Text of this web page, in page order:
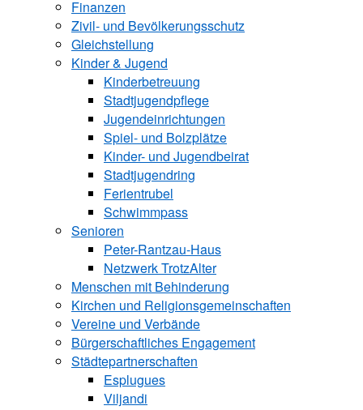
Finanzen
Zivil- und Bevölkerungsschutz
Gleichstellung
Kinder & Jugend
Kinderbetreuung
Stadtjugendpflege
Jugendeinrichtungen
Spiel- und Bolzplätze
Kinder- und Jugendbeirat
Stadtjugendring
Ferientrubel
Schwimmpass
Senioren
Peter-Rantzau-Haus
Netzwerk TrotzAlter
Menschen mit Behinderung
Kirchen und ­Religionsgemeinschaften
Vereine und Verbände
Bürgerschaftliches Engagement
Städtepartnerschaften
Esplugues
Viljandi